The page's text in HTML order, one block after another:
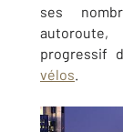
ses
progressif
vélos.